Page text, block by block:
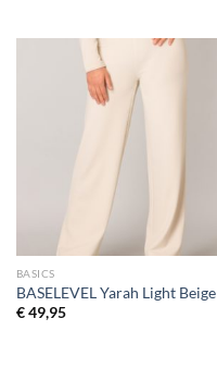
BASICS
BASELEVEL Yarah Light Beige
€49,95